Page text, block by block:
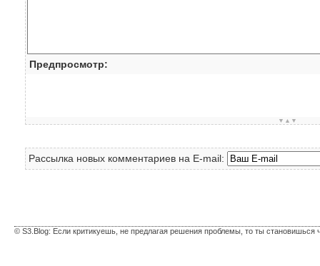
Предпросмотр:
▼▲▼
Рассылка новых комментариев на E-mail:
© S3.Blog: Если критикуешь, не предлагая решения проблемы, то ты становишься